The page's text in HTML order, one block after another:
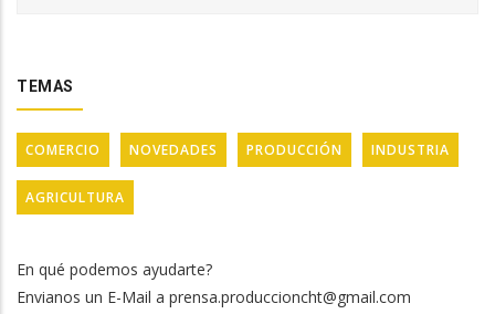
TEMAS
COMERCIO NOVEDADES PRODUCCIÓN INDUSTRIA
AGRICULTURA
En qué podemos ayudarte?
Envianos un E-Mail a prensa.produccioncht@gmail.com